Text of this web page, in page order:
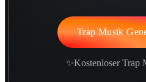
Trap Musik
✨Kostenloser Trap